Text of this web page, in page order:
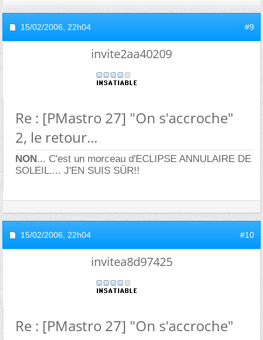
15/02/2006, 22h04 #9
invite2aa40209
Re : [PMastro 27] "On s'accroche"
2, le retour...
NON... C'est un morceau d'ECLIPSE ANNULAIRE DE
SOLEIL.... J'EN SUIS SÛR!!
15/02/2006, 22h04 #10
invitea8d97425
Re : [PMastro 27] "On s'accroche"